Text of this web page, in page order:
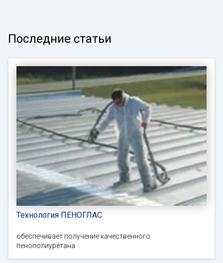
Последние статьи
Технология ПЕНОГЛАС
обеспечивает получение качественного
пенополиуретана